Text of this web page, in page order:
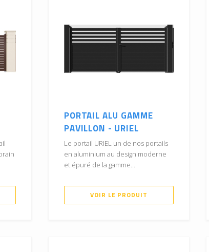
PORTAIL ALU GAMME
PAVILLON - URIEL
Le portail URIEL un de nos portails
en aluminium au design moderne
et épuré de la gamme...
VOIR LE PRODUIT